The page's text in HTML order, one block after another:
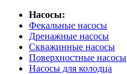
Насосы:
Фекальные насосы
Дренажные насосы
Скважинные насосы
Поверхностные насосы
Насосы для колодца